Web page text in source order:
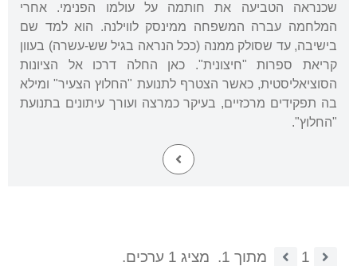
שכנראה הטביעה את חותמה על עולמו הפנימי. אחרי
המלחמה עברה המשפחה ממינסק לווילנה. הוא למד שם
בישיבה, עד שסולק ממנה (ככל הנראה בגיל שש-עשרה) בעוון
קריאת ספרות "חיצונית". כאן החלה דרכו אל הציונות
הסוציאליסטית, כאשר הצטרף לתנועת "החלוץ הצעיר" ומילא
בה תפקידים מרכזיים, בעיקר כמרצה ועורך עיתונים בתנועת
"החלוץ".
1 מתוך 1. מציג 1 ערכים.